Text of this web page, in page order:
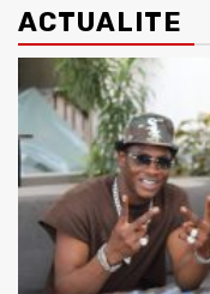
ACTUALITE